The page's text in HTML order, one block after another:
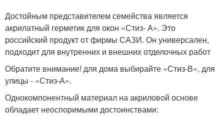
Достойным представителем семейства является
акрилатный герметик для окон «Стиз- А». Это
российский продукт от фирмы САЗИ. Он универсален,
подходит для внутренних и внешних отделочных работ
Обратите внимание! для дома выбирайте «Стиз-В», для
улицы - «Стиз-А».
Однокомпонентный материал на акриловой основе
обладает неоспоримыми достоинствами: